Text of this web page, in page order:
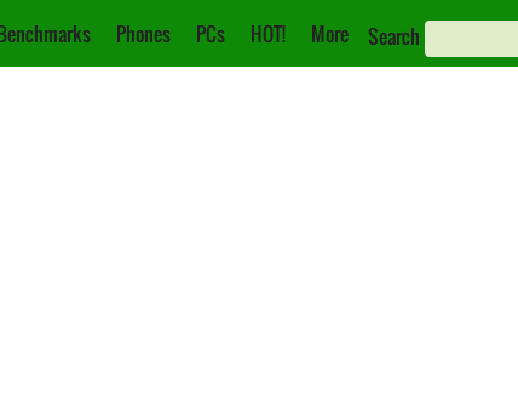
Phones PCs HOT! More Search